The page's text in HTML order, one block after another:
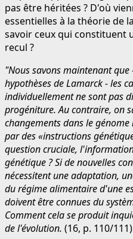
pas être héritées ? D'où
essentielles à la théorie de
savoir ceux qui constituent
recul ?
"Nous savons maintenant
hypothèses de Lamarck - les
individuellement ne sont pas
progéniture. Au contraire, on
changements dans le
par des «instructions
question cruciale,
génétique ? Si de nouvelles
nécessitent une adaptation,
du régime alimentaire d'une
doivent être connues du
Comment cela se produit
de l'évolution. (16, p. 110/